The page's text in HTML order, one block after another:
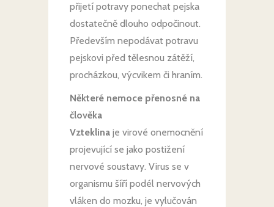
přijetí potravy ponechat pejska
dostatečně dlouho odpočinout.
Především nepodávat potravu
pejskovi před tělesnou zátěží,
procházkou, výcvikem či hraním.
Některé nemoce přenosné na
člověka
Vzteklina je virové onemocnění
projevující se jako postižení
nervové soustavy. Virus se v
organismu šíří podél nervových
vláken do mozku, je vylučován